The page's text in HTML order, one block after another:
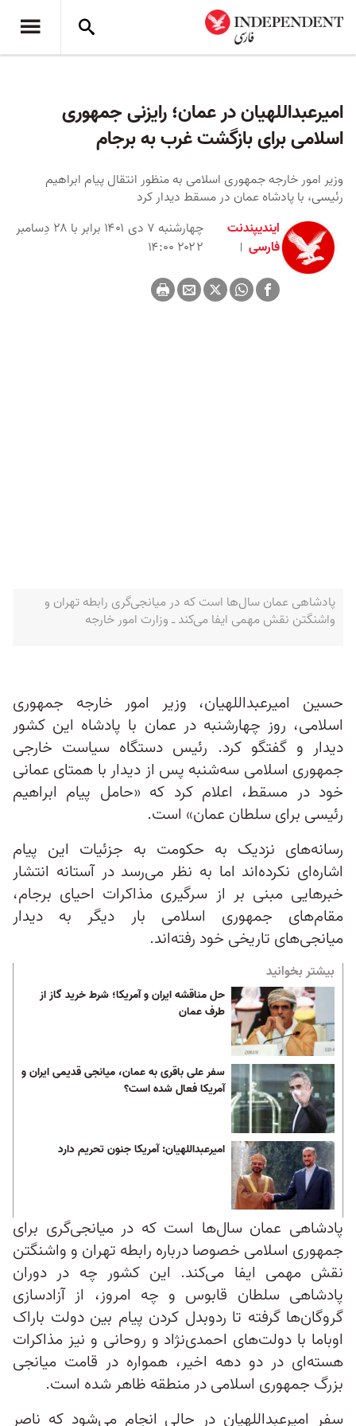
امیرعبداللهیان در عمان؛ رایزنی جمهوری
اسلامی برای بازگشت غرب به برجام
وزیر امور خارجه جمهوری اسلامی به منظور انتقال پیام ابراهیم
رئیسی، با پادشاه عمان در مسقط دیدار کرد
ایندیپندنت
فارسی
چهارشنبه ۷ دی ۱۴۰۱ برابر با ۲۸ دِسامبر
۲۰۲۲ ۱۴:۰۰
پادشاهی عمان سال‌ها است که در میانجی‌گری رابطه تهران و
واشنگتن نقش مهمی ایفا می‌کند ـ وزارت امور خارجه
حسین امیرعبداللهیان، وزیر امور خارجه جمهوری
اسلامی، روز چهارشنبه در عمان با پادشاه این کشور
دیدار و گفتگو کرد. رئیس دستگاه سیاست خارجی
جمهوری اسلامی سه‌شنبه پس از دیدار با همتای عمانی
خود در مسقط، اعلام کرد که «حامل پیام ابراهیم
رئیسی برای سلطان عمان» است.
رسانه‌های نزدیک به حکومت به جزئیات این پیام
اشاره‌ای نکرده‌اند اما به نظر می‌رسد در آستانه انتشار
خبرهایی مبنی بر از سرگیری مذاکرات احیای برجام،
مقام‌های جمهوری اسلامی بار دیگر به دیدار
میانجی‌های تاریخی خود رفته‌اند.
بیشتر بخوانید
حل مناقشه ایران و آمریکا؛ شرط خرید گاز از
طرف عمان
سفر علی باقری به عمان، میانجی قدیمی ایران و
آمریکا فعال شده است؟
امیرعبداللهیان: آمریکا جنون تحریم دارد
پادشاهی عمان سال‌ها است که در میانجی‌گری برای
جمهوری اسلامی خصوصا درباره رابطه تهران و واشنگتن
نقش مهمی ایفا می‌کند. این کشور چه در دوران
پادشاهی سلطان قابوس و چه امروز، از آزادسازی
گروگان‌ها گرفته تا ردوبدل کردن پیام بین دولت باراک
اوباما با دولت‌های احمدی‌نژاد و روحانی و نیز مذاکرات
هسته‌ای در دو دهه اخیر، همواره در قامت میانجی
بزرگ جمهوری اسلامی در منطقه ظاهر شده است.
سفر امیرعبداللهیان در حالی انجام می‌شود که ناصر